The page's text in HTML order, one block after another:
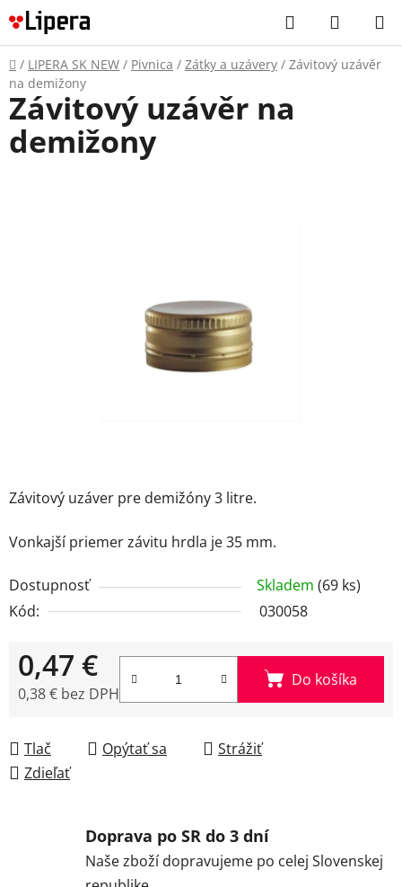
Prejsť
na
obsah
Hľadať
KOŠÍK
Domov
/ LIPERA SK NEW / Pivnica / Zátky a uzávery / Závitový uzávěr
na demižony
Závitový uzáver pre demižóny 3 litre.
Vonkajší priemer závitu hrdla je 35 mm.
Dostupnosť Skladem (69 ks)
Kód:
030058
0,47 €
0,38 € bez DPH
Do košíka
Tlač Opýtať sa
Strážiť
Zdieľať
Závitový uzávěr na
demižony
Doprava po SR do 3 dní
Naše zboží dopravujeme po celej Slovenskej